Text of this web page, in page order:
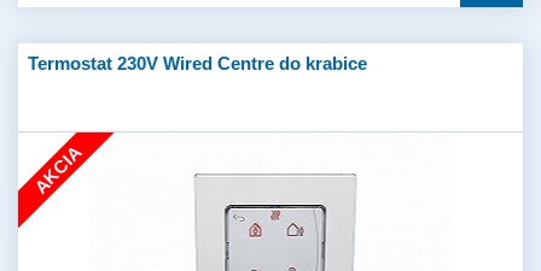
Termostat 230V Wired Centre do krabice
AKCIA